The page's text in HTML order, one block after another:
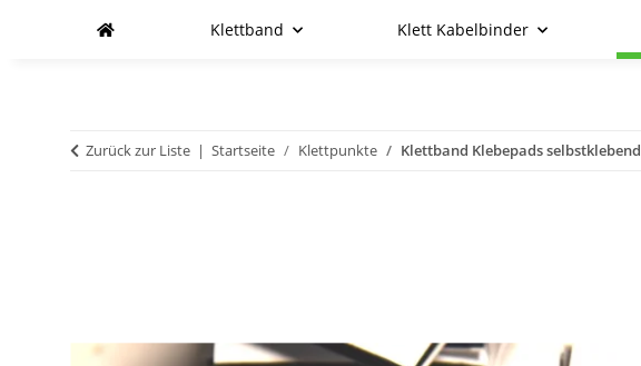
Klettband Klett Kabelbinder
Zurück zur Liste Startseite Klettpunkte Klettband Klebepads selbstklebend